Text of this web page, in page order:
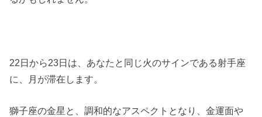
22日から23日は、あなたと同じ火のサインである射手座
に、月が滞在します。
獅子座の金星と、調和的なアスペクトとなり、金運面や